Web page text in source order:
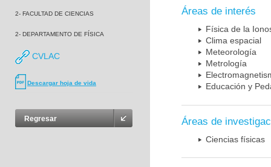
2- FACULTAD DE CIENCIAS
2- DEPARTAMENTO DE FÍSICA
CVLAC
Descargar hoja de vida
Regresar
Áreas de interés
Física de la
Clima espacial
Meteorología
Metrología
Educación y
Áreas de
Ciencias físicas